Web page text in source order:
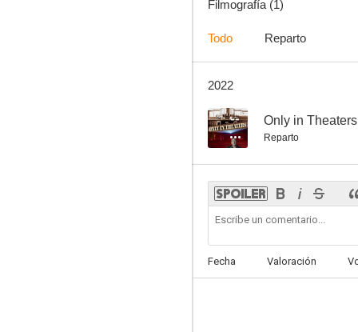
Filmografía (1)
Todo Reparto
2022
-- Only in Theaters
Reparto
Fecha Valoración